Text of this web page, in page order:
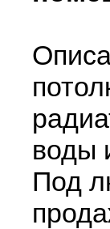
воды
Под